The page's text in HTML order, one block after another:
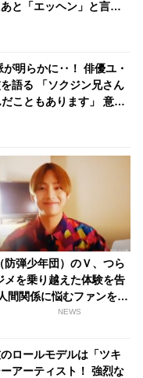
と「エッヘン」と言わ
明らかに‥！ 俳優ユ・
語る 「ソクジン兄さん
こともあります」 意外
防弾少年団）のＶ、つら
メを乗り越えた体験を告
間関係に悩むファンを勇
NEWS
ロールモデルは「ツキ
アーティスト！ 強烈な